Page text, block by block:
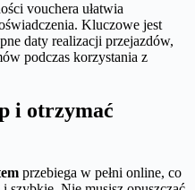
vouchera ułatwia
Kluczowe jest
daty realizacji przejazdów,
podczas korzystania z
i otrzymać
przebiega w pełni online, co